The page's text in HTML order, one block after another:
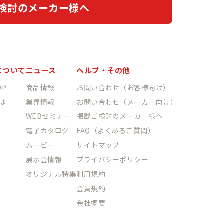
討のメーカー様へ
いてニュース
商品情報
業界情報
WEBセミナー
電子カタログ
ムービー
展示会情報
オリジナル特集
ヘルプ・その他
お問い合わせ（お客様向け）
お問い合わせ（メーカー向け）
掲載ご検討のメーカー様へ
FAQ（よくあるご質問）
サイトマップ
プライバシーポリシー
利用規約
会員規約
会社概要